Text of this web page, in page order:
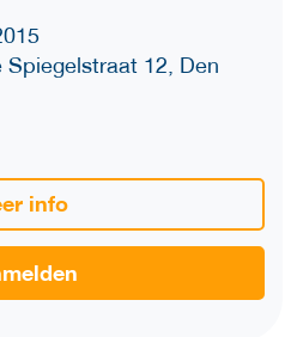
Spiegelstraat 12, Den
info